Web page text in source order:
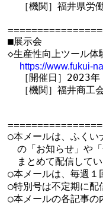
［機関］福井県労
■展示会
◇生産性向上ツール体
https://www.fukui-
［開催日］2023
［機関］福井商工
○本メールは、ふくい
の「お知らせ」や
まとめて配信してい
○本メールは、毎週１
○特別号は不定期に配
○本メールの各記事の